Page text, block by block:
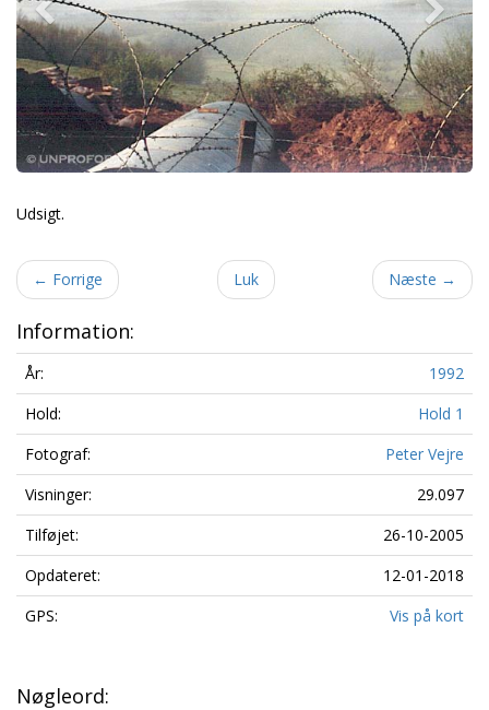
Udsigt.
← Forrige Luk Næste →
Information:
År:
1992
Hold:
Hold 1
Fotograf:
Peter Vejre
Visninger:
29.097
Tilføjet:
26-10-2005
Opdateret:
12-01-2018
GPS:
Vis på kort
Nøgleord: